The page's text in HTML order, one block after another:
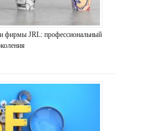
фирмы JRL: профессиональный